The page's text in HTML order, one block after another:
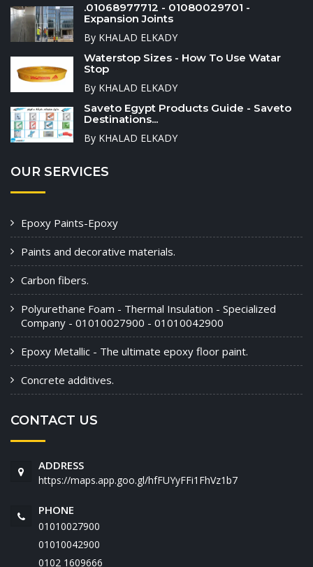
.01068977712 - 01080029701 -
Expansion Joints
By KHALAD ELKADY
Waterstop Sizes - How To Use Watar
Stop
By KHALAD ELKADY
Saveto Egypt Products Guide - Saveto
Destinations...
By KHALAD ELKADY
OUR SERVICES
Epoxy Paints-Epoxy
Paints and decorative materials.
Carbon fibers.
Polyurethane Foam - Thermal Insulation - Specialized
Company - 01010027900 - 01010042900
Epoxy Metallic - The ultimate epoxy floor paint.
Concrete additives.
CONTACT US
ADDRESS
https://maps.app.goo.gl/hfFUYyFFi1FhVz1b7
PHONE
01010027900
01010042900
‭0102 1609666‬